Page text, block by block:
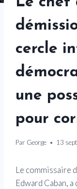
cercle
une
pour
Par George 13
Le commissaire
Edward Caban,